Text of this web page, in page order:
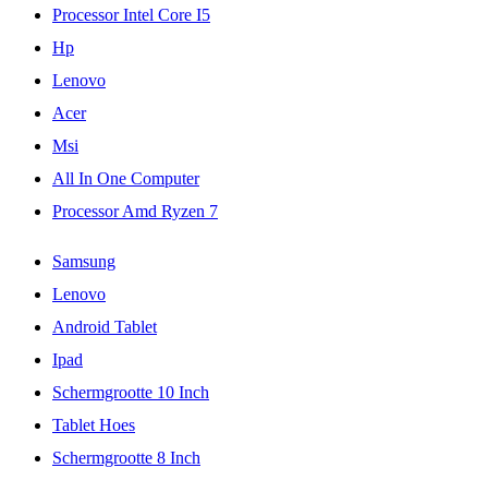
Processor Intel Core I5
Hp
Lenovo
Acer
Msi
All In One Computer
Processor Amd Ryzen 7
Samsung
Lenovo
Android Tablet
Ipad
Schermgrootte 10 Inch
Tablet Hoes
Schermgrootte 8 Inch